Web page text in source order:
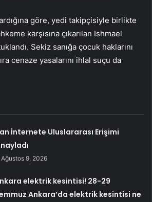
göre, yedi takipçisiyle birlikte
karşısına çıkarılan Ishmael
Sekiz sanığa çocuk haklarını
cenaze yasalarını ihlal suçu da
İnternete Uluslararası Erişimi
Ağustos 9, 2026
elektrik kesintisi! 28-29
Ankara’da elektrik kesintisi ne